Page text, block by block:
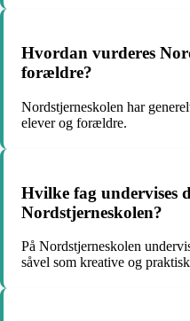
Hvordan vurderes
forældre?
Nordstjerneskolen har
elever og forældre.
Hvilke fag undervises
Nordstjerneskolen?
På Nordstjerneskolen
såvel som kreative og